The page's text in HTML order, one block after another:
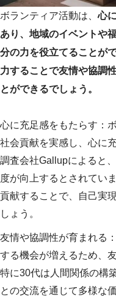
ボランティア活動は、心
あり、地域のイベントや
分の力を役立てることが
力することで友情や協調
とができるでしょう。
心に充足感をもたらす：
社会貢献を実感し、心に
調査会社Gallupによると
度が向上するとされてい
貢献することで、自己実
しょう。
友情や協調性が育まれる
する機会が増えるため、
特に30代は人間関係の構
との交流を通じて多様な